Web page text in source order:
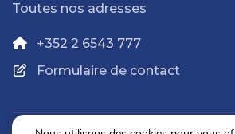
Toutes nos adresses
+352 2 6543 777
Formulaire de contact